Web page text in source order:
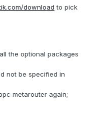
download to pick
the optional packages
not be specified in
metarouter again;